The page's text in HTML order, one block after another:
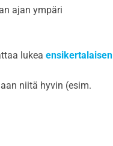
ajan ympäri
lukea ensikertalaisen
niitä hyvin (esim.